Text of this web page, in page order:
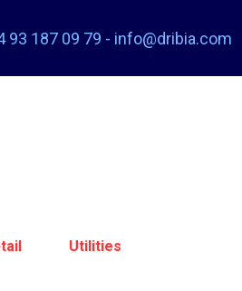
93 187 09 79 - info@dribia.com
Utilities